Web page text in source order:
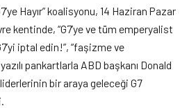
Hayır” koalisyonu, 14 Haziran Pazar
kentinde, “G7’ye ve tüm emperyalist
iptal edin!”, “faşizme ve
pankartlarla ABD başkanı Donald
bir araya geleceği G7